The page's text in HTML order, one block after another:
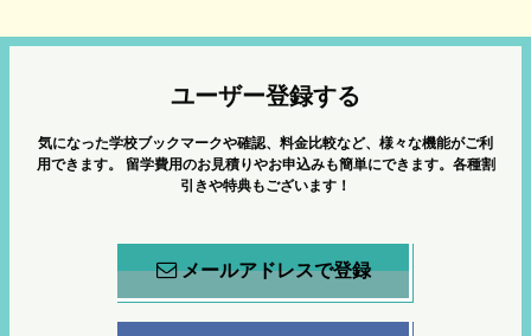
ユーザー登録する
気になった学校ブックマークや確認、料金比較など、様々な機能がご利
用できます。
留学費用のお見積りやお申込みも簡単にできます。各種割
引きや特典もございます！
メールアドレスで登録